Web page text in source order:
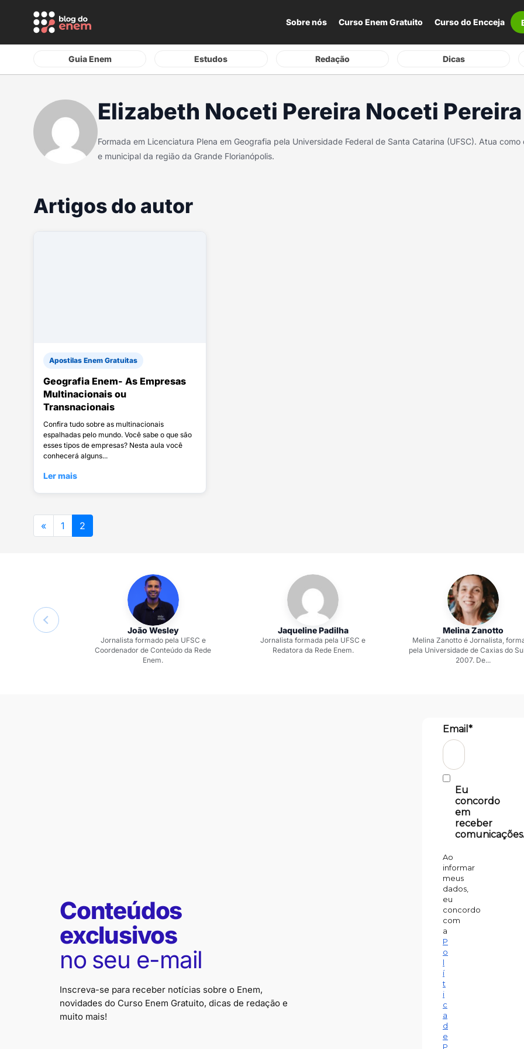
Sobre nós Curso Enem Gratuito Curso do Encceja
Guia Enem Estudos Redação Dicas
Elizabeth Noceti Pereira Noceti Pereira
Formada em Licenciatura Plena em Geografia pela Universidade Federal de Santa Catarina (UFSC). Atua
e municipal da região da Grande Florianópolis.
Artigos do autor
Apostilas Enem Gratuitas
Geografia Enem- As Empresas
Multinacionais ou
Transnacionais
Confira tudo sobre as multinacionais
espalhadas pelo mundo. Você sabe o que são
esses tipos de empresas? Nesta aula você
conhecerá alguns...
Ler mais
« 1 2
João Wesley
Jornalista formado pela UFSC e
Coordenador de Conteúdo da Rede
Enem.
Jaqueline Padilha
Jornalista formada pela UFSC e
Redatora da Rede Enem.
Melina Zanotto
Melina Zanotto é Jornalista,
pela Universidade de Caxias do
2007. De...
Conteúdos
exclusivos
no seu e-mail
Inscreva-se para receber notícias sobre o Enem,
novidades do Curso Enem Gratuito, dicas de redação e
muito mais!
Email*
Eu
concordo
em
receber
Ao
informar
meus
dados,
eu
concordo
com
a
P
o
l
í
t
i
c
a
d
e
P